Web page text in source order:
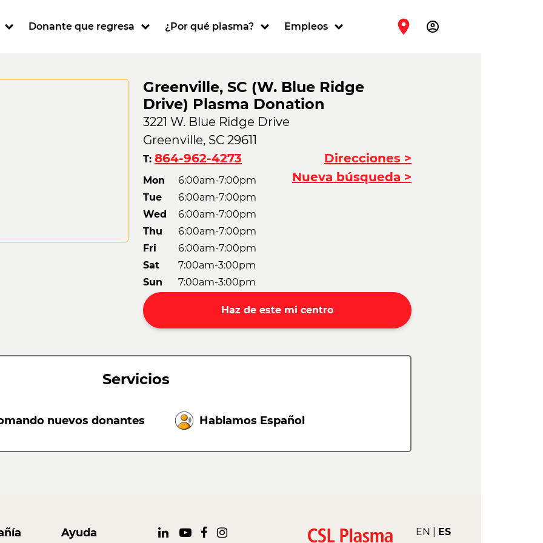
Donante que regresa ¿Por qué plasma? Empleos account_circle
Greenville, SC (W. Blue Ridge
Drive) Plasma Donation
3221 W. Blue Ridge Drive
Greenville, SC 29611
T: 864-962-4273
Mon
6:00am-7:00pm
Tue
6:00am-7:00pm
Wed
6:00am-7:00pm
Thu
6:00am-7:00pm
Fri
6:00am-7:00pm
Sat
7:00am-3:00pm
Sun
7:00am-3:00pm
Direcciones >
Nueva búsqueda >
Haz de este mi centro
Servicios
nuevos donantes Hablamos Español
Ayuda EN ES